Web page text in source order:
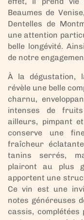
Beaumes de
Dentelles de
une attention
belle longévité.
de notre
À la dégustation,
révèle une belle
charnu,
intenses de
ailleurs, pimpant
conserve une
fraîcheur
tanins serrés,
plairont au plus
apportent une
Ce vin est une
notes généreuses
cassis,